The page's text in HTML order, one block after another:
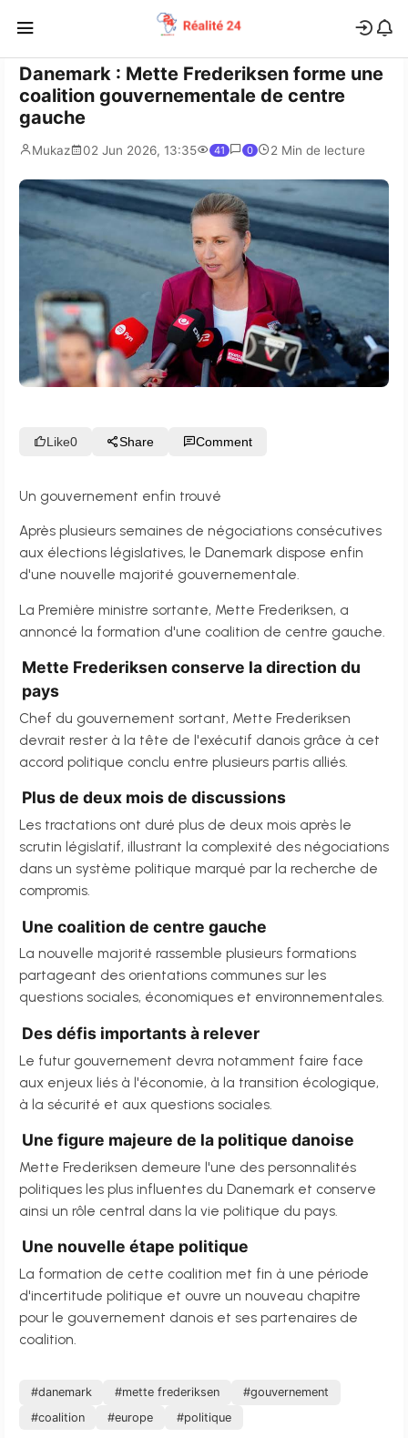
Danemark : Mette Frederiksen forme une
coalition gouvernementale de centre
gauche
Mukaz 02 Jun 2026, 13:35 41 0 2 Min de lecture
Like0 Share Comment
Un gouvernement enfin trouvé
Après plusieurs semaines de négociations consécutives
aux élections législatives, le Danemark dispose enfin
d'une nouvelle majorité gouvernementale.
La Première ministre sortante, Mette Frederiksen, a
annoncé la formation d'une coalition de centre gauche.
Mette Frederiksen conserve la direction du
pays
Chef du gouvernement sortant, Mette Frederiksen
devrait rester à la tête de l'exécutif danois grâce à cet
accord politique conclu entre plusieurs partis alliés.
Plus de deux mois de discussions
Les tractations ont duré plus de deux mois après le
scrutin législatif, illustrant la complexité des négociations
dans un système politique marqué par la recherche de
compromis.
Une coalition de centre gauche
La nouvelle majorité rassemble plusieurs formations
partageant des orientations communes sur les
questions sociales, économiques et environnementales.
Des défis importants à relever
Le futur gouvernement devra notamment faire face
aux enjeux liés à l'économie, à la transition écologique,
à la sécurité et aux questions sociales.
Une figure majeure de la politique danoise
Mette Frederiksen demeure l'une des personnalités
politiques les plus influentes du Danemark et conserve
ainsi un rôle central dans la vie politique du pays.
Une nouvelle étape politique
La formation de cette coalition met fin à une période
d'incertitude politique et ouvre un nouveau chapitre
pour le gouvernement danois et ses partenaires de
coalition.
#danemark #mette frederiksen
#gouvernement
#coalition
#europe #politique